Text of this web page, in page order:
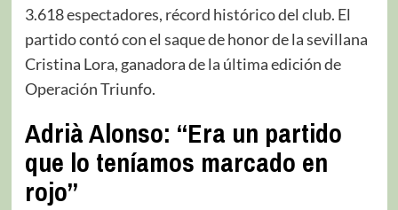
3.618 espectadores, récord histórico del club. El
partido contó con el saque de honor de la sevillana
Cristina Lora, ganadora de la última edición de
Operación Triunfo.
Adrià Alonso: “Era un partido
que lo teníamos marcado en
rojo”